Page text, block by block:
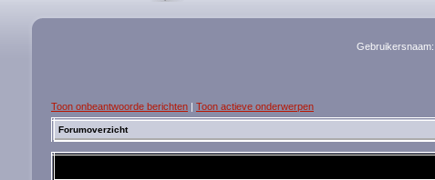
Gebruikersnaam:
Toon onbeantwoorde berichten | Toon actieve onderwerpen
Forumoverzicht